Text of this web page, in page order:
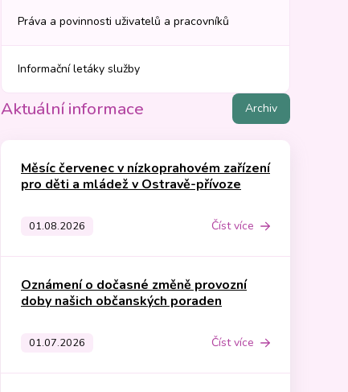
Práva a povinnosti uživatelů a pracovníků
Informační letáky služby
Aktuální informace Archiv
Měsíc červenec v nízkoprahovém zařízení
pro děti a mládež v Ostravě-přívoze
01.08.2026 Číst více
Oznámení o dočasné změně provozní
doby našich občanských poraden
01.07.2026 Číst více